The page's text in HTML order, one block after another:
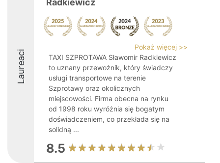
Laureaci
Radkiewicz
Pokaż więcej >>
TAXI SZPROTAWA Sławomir Radkiewicz
to uznany przewoźnik, który świadczy
usługi transportowe na terenie
Szprotawy oraz okolicznych
miejscowości. Firma obecna na rynku
od 1998 roku wyróżnia się bogatym
doświadczeniem, co przekłada się na
solidną ...
8.5